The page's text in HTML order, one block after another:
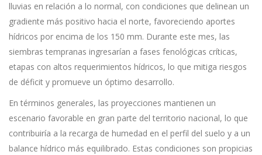
lluvias en relación a lo normal, con condiciones que delinean un
gradiente más positivo hacia el norte, favoreciendo aportes
hídricos por encima de los 150 mm. Durante este mes, las
siembras tempranas ingresarían a fases fenológicas críticas,
etapas con altos requerimientos hídricos, lo que mitiga riesgos
de déficit y promueve un óptimo desarrollo.
En términos generales, las proyecciones mantienen un
escenario favorable en gran parte del territorio nacional, lo que
contribuiría a la recarga de humedad en el perfil del suelo y a un
balance hídrico más equilibrado. Estas condiciones son propicias